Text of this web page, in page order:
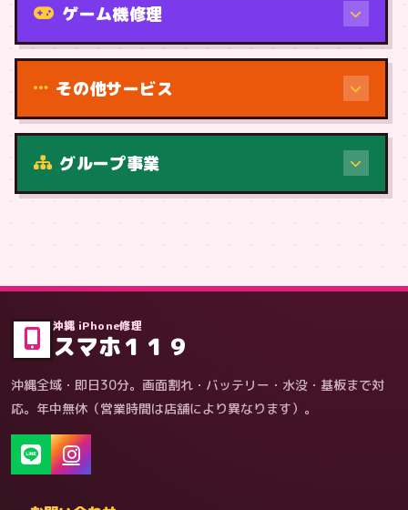
症状・内容から
ゲーム機修理
その他サービス
グループ事業
沖縄 iPhone修理
スマホ１１９
沖縄全域・即日30分。画面割れ・バッテリー・水没・基板まで対
応。年中無休（営業時間は店舗により異なります）。